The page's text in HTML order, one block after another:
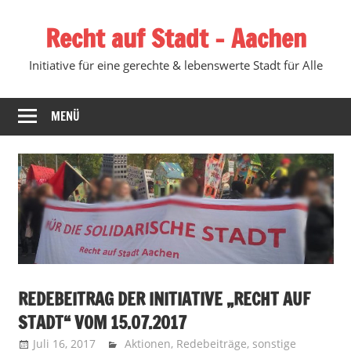
Recht auf Stadt – Aachen
Initiative für eine gerechte & lebenswerte Stadt für Alle
MENÜ
REDEBEITRAG DER INITIATIVE „RECHT AUF
STADT“ VOM 15.07.2017
Juli 16, 2017 Recht auf Stadt Aachen
Aktionen, Redebeiträge, sonstige